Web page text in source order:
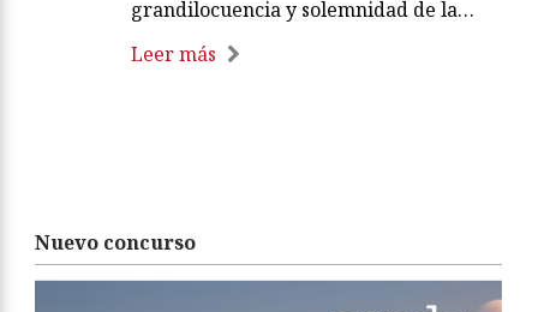
grandilocuencia y solemnidad de la…
Leer más
Nuevo concurso